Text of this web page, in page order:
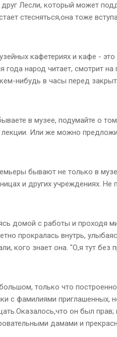
Лесли, который может
стесняться,она тоже
кафетериях и кафе -
года народ читает, смотрит
нибудь в часы перед
в музее, подумайте о
Или же можно
бывают не только в
и других учреждениях.
домой с работы и проходя
прокралась внутрь,
кого знает она. "О,я тут
только что
с фамилиями приглашенных,
он был
дамами и